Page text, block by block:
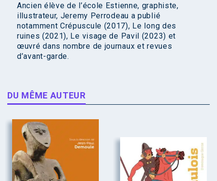
Ancien élève de l’école Estienne, graphiste,
illustrateur, Jeremy Perrodeau a publié
notamment Crépuscule (2017), Le long des
ruines (2021), Le visage de Pavil (2023) et
œuvré dans nombre de journaux et revues
d’avant-garde.
DU MÊME AUTEUR